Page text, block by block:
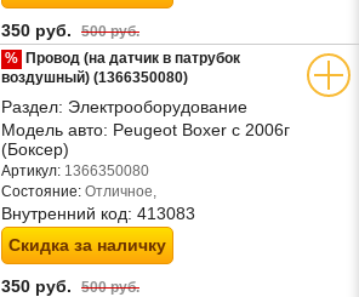
350 руб. 500 руб.
% Провод (на датчик в патрубок
воздушный) (1366350080)
Раздел: Электрооборудование
Модель авто: Peugeot Boxer с 2006г
(Боксер)
Артикул: 1366350080
Состояние: Отличное,
Внутренний код: 413083
Скидка за наличку
350 руб. 500 руб.